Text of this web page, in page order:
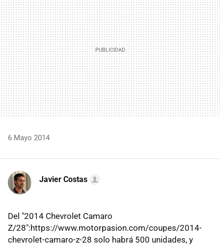
6 Mayo 2014
Javier Costas
Del "2014 Chevrolet Camaro
Z/28":https://www.motorpasion.com/coupes/2014-
chevrolet-camaro-z-28 solo habrá 500 unidades, y